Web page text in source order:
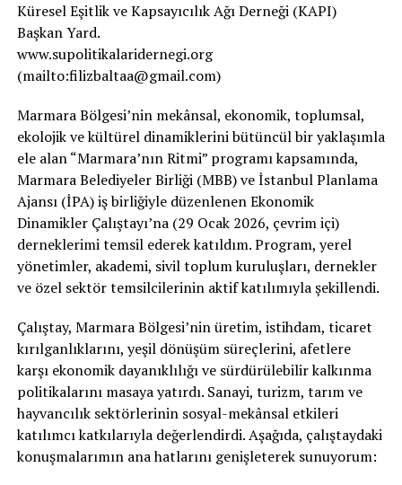
Küresel Eşitlik ve Kapsayıcılık Ağı Derneği (KAPI)
Başkan Yard.
www.supolitikalaridernegi.org
(mailto:filizbaltaa@gmail.com)
Marmara Bölgesi’nin mekânsal, ekonomik, toplumsal,
ekolojik ve kültürel dinamiklerini bütüncül bir yaklaşımla
ele alan “Marmara’nın Ritmi” programı kapsamında,
Marmara Belediyeler Birliği (MBB) ve İstanbul Planlama
Ajansı (İPA) iş birliğiyle düzenlenen Ekonomik
Dinamikler Çalıştayı’na (29 Ocak 2026, çevrim içi)
derneklerimi temsil ederek katıldım. Program, yerel
yönetimler, akademi, sivil toplum kuruluşları, dernekler
ve özel sektör temsilcilerinin aktif katılımıyla şekillendi.
Çalıştay, Marmara Bölgesi’nin üretim, istihdam, ticaret
kırılganlıklarını, yeşil dönüşüm süreçlerini, afetlere
karşı ekonomik dayanıklılığı ve sürdürülebilir kalkınma
politikalarını masaya yatırdı. Sanayi, turizm, tarım ve
hayvancılık sektörlerinin sosyal-mekânsal etkileri
katılımcı katkılarıyla değerlendirdi. Aşağıda, çalıştaydaki
konuşmalarımın ana hatlarını genişleterek sunuyorum: